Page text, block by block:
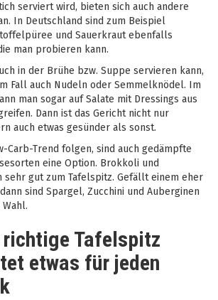
serviert wird, bieten sich auch andere
In Deutschland sind zum Beispiel
und Sauerkraut ebenfalls
man probieren kann.
in der Brühe bzw. Suppe servieren kann,
Fall auch Nudeln oder Semmelknödel. Im
man sogar auf Salate mit Dressings aus
Dann ist das Gericht nicht nur
auch etwas gesünder als sonst.
Carb-Trend folgen, sind auch gedämpfte
eine Option. Brokkoli und
sehr gut zum Tafelspitz. Gefällt einem eher
sind Spargel, Zucchini und Auberginen
Tafelspitz
etwas für jeden